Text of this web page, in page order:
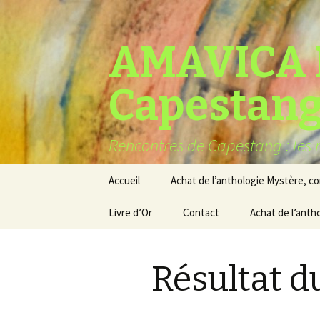
Rencontres de Capestang :
contenu
Accueil Achat de l’anthologie Mystère,
Livre d’Or Contact Achat de
Résultat